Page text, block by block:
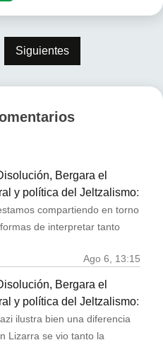
Siguientes
Bergara el
y política del Jeltzalismo:
compartiendo en torno
de interpretar tanto
Ago 6, 13:15
Bergara el
y política del Jeltzalismo:
ilustra bien una diferencia
Lizarra se vio tanto la